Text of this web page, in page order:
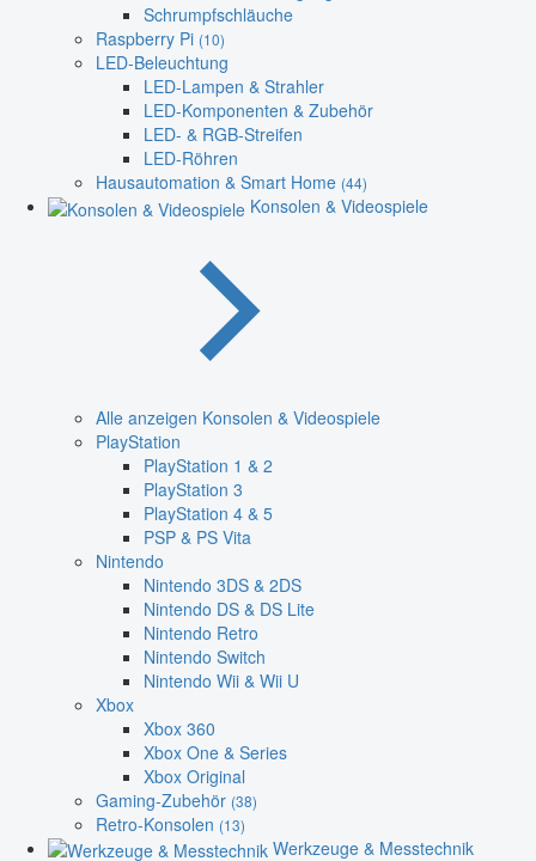
Schrumpfschläuche
Raspberry Pi (10)
LED-Beleuchtung
LED-Lampen & Strahler
LED-Komponenten & Zubehör
LED- & RGB-Streifen
LED-Röhren
Hausautomation & Smart Home (44)
Konsolen & Videospiele
Alle anzeigen Konsolen & Videospiele
PlayStation
PlayStation 1 & 2
PlayStation 3
PlayStation 4 & 5
PSP & PS Vita
Nintendo
Nintendo 3DS & 2DS
Nintendo DS & DS Lite
Nintendo Retro
Nintendo Switch
Nintendo Wii & Wii U
Xbox
Xbox 360
Xbox One & Series
Xbox Original
Gaming-Zubehör (38)
Retro-Konsolen (13)
Werkzeuge & Messtechnik